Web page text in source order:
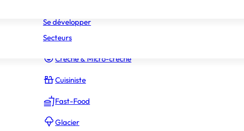
Constructeur Piscines & Spas
Crèche & Micro-crèche
Cuisiniste
Fast-Food
Glacier
Se développer
Secteurs